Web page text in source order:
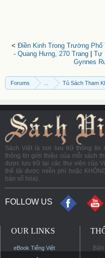
< Điền Kinh Trong Trường Phổ
- Quang Hưng, 270 Trang
Tự
Gynnes
Forums Tủ Sách Tham
Sách Việt là nơi lưu trữ thông tin
thông tin giới thiệu của mỗi sách
được lưu trữ tại các thư viện của
thể tải được miễn phí hoặc
bản số hóa).
FOLLOW US
OUR LINKS
eBook Tiếng Việt